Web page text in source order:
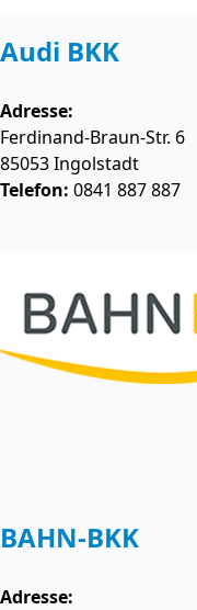
Audi BKK
Adresse:
Ferdinand-Braun-Str. 6
85053Ingolstadt
Telefon: 0841 887 887
BAHN-BKK
Adresse: